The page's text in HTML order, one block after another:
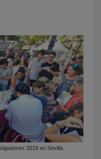
2019 en Sevilla.